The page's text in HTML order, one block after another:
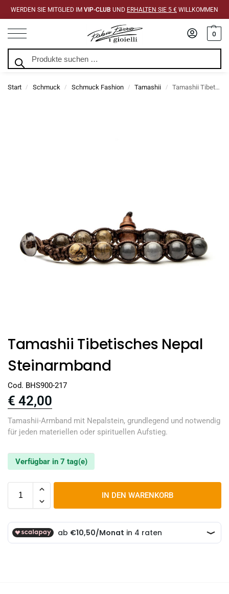
WERDEN SIE MITGLIED IM VIP-CLUB UND ERHALTEN SIE 5 € WILLKOMMEN
0
Start / Schmuck / Schmuck Fashion / Tamashii / Tamashii Tibetisches Nepal Steinarmband
Tamashii Tibetisches Nepal
Steinarmband
Cod. BHS900-217
€ 42,00
Tamashii-Armband mit Nepalstein, grundlegend und notwendig
für jeden materiellen oder spirituellen Aufstieg.
Verfügbar in 7 tag(e)
IN DEN WARENKORB